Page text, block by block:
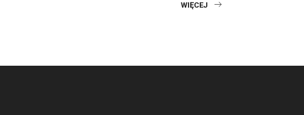
WIĘCEJ